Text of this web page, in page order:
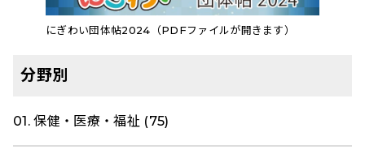
にぎわい団体帖2024（PDFファイルが開きます）
分野別
01. 保健・医療・福祉 (75)